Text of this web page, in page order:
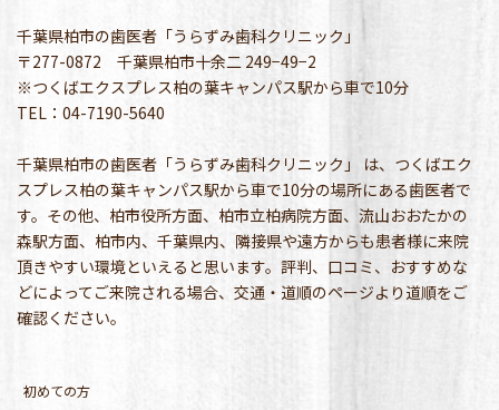
千葉県柏市の歯医者「うらずみ歯科クリニック」
〒277-0872 千葉県柏市十余二 249−49−2
※つくばエクスプレス柏の葉キャンパス駅から車で10分
TEL：04-7190-5640
千葉県柏市の歯医者「うらずみ歯科クリニック」 は、つくばエク
スプレス柏の葉キャンパス駅から車で10分の場所にある歯医者で
す。その他、柏市役所方面、柏市立柏病院方面、流山おおたかの
森駅方面、柏市内、千葉県内、隣接県や遠方からも患者様に来院
頂きやすい環境といえると思います。評判、口コミ、おすすめな
どによってご来院される場合、交通・道順のページより道順をご
確認ください。
初めての方